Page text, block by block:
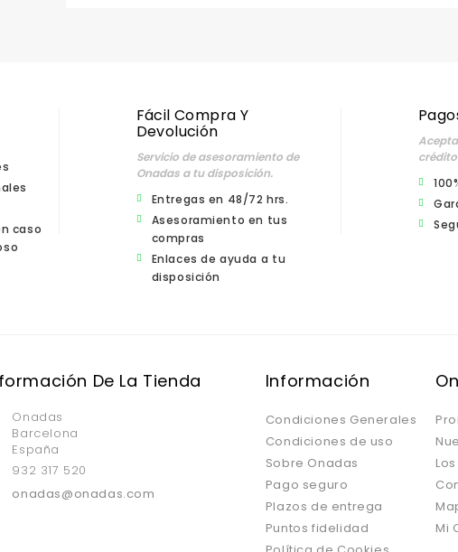
caso
Fácil Compra Y
Devolución
Servicio de asesoramiento de
Onadas a tu disposición.
Entregas en 48/72 hrs.
Asesoramiento en tus
compras
Enlaces de ayuda a tu
disposición
De La Tienda
Onadas
Barcelona
España
932 317 520
onadas@onadas.com
Información
Condiciones Generales
Condiciones de uso
Sobre Onadas
Pago seguro
Plazos de entrega
Puntos fidelidad
Mi